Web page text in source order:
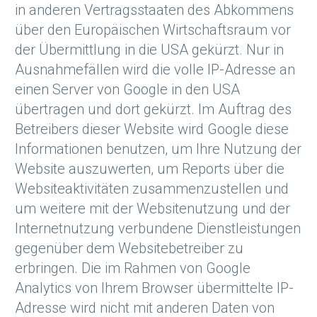
in anderen Vertragsstaaten des Abkommens
über den Europäischen Wirtschaftsraum vor
der Übermittlung in die USA gekürzt. Nur in
Ausnahmefällen wird die volle IP-Adresse an
einen Server von Google in den USA
übertragen und dort gekürzt. Im Auftrag des
Betreibers dieser Website wird Google diese
Informationen benutzen, um Ihre Nutzung der
Website auszuwerten, um Reports über die
Websiteaktivitäten zusammenzustellen und
um weitere mit der Websitenutzung und der
Internetnutzung verbundene Dienstleistungen
gegenüber dem Websitebetreiber zu
erbringen. Die im Rahmen von Google
Analytics von Ihrem Browser übermittelte IP-
Adresse wird nicht mit anderen Daten von